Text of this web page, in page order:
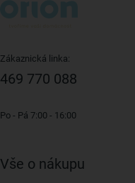
Zákaznická linka:
469 770 088
Po - Pá 7:00 - 16:00
Vše o nákupu